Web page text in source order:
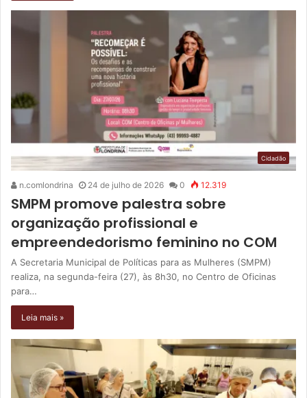
Cidadão
n.comlondrina 24 de julho de 2026 0 12.319
SMPM promove palestra sobre
organização profissional e
empreendedorismo feminino no COM
A Secretaria Municipal de Políticas para as Mulheres (SMPM)
realiza, na segunda-feira (27), às 8h30, no Centro de Oficinas
para…
Leia mais »